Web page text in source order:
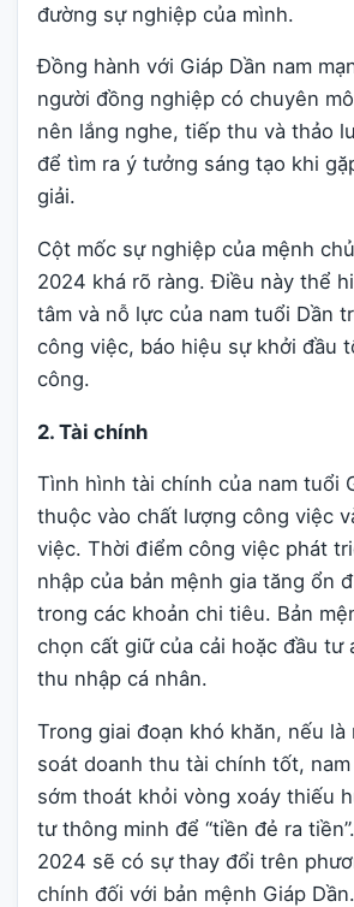
đường sự nghiệp của mình.
Đồng hành với Giáp Dần nam
người đồng nghiệp có chuyên
nên lắng nghe, tiếp thu và thảo
để tìm ra ý tưởng sáng tạo khi
giải.
Cột mốc sự nghiệp của mệnh
2024 khá rõ ràng. Điều này thể
tâm và nỗ lực của nam tuổi Dần
công việc, báo hiệu sự khởi đầu
công.
2. Tài chính
Tình hình tài chính của nam tuổi
thuộc vào chất lượng công việc
việc. Thời điểm công việc phát
nhập của bản mệnh gia tăng ổn
trong các khoản chi tiêu. Bản
chọn cất giữ của cải hoặc đầu tư
thu nhập cá nhân.
Trong giai đoạn khó khăn, nếu là
soát doanh thu tài chính tốt,
sớm thoát khỏi vòng xoáy thiếu
tư thông minh để “tiền đẻ ra
2024 sẽ có sự thay đổi trên
chính đối với bản mệnh Giáp Dần.